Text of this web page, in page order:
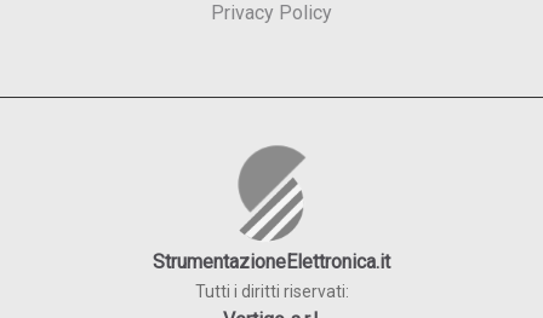
Privacy Policy
StrumentazioneElettronica.it
Tutti i diritti riservati: